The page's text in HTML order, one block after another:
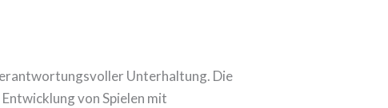
Unterhaltung. Die
von Spielen mit